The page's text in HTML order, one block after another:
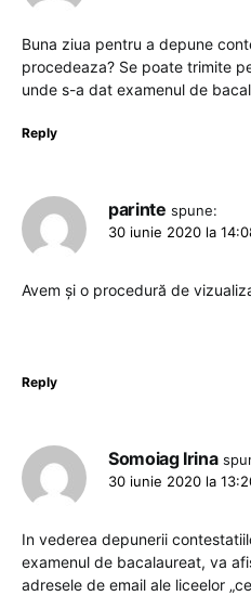
Buna ziua pentru a depune
procedeaza? Se poate trimite
unde s-a dat examenul de
Reply
parinte spune:
30 iunie 2020 la
Avem și o procedură de
Reply
Somoiag Irina
30 iunie 2020 la
In vederea depunerii
examenul de bacalaureat, va
adresele de email ale liceelor